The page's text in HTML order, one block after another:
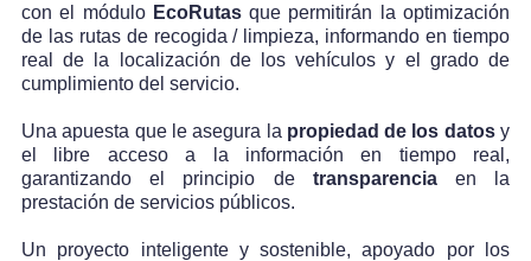
con el módulo EcoRutasque permitirán la optimización
de las rutas de recogida / limpieza, informando en tiempo
real de la localización de los vehículos y el grado de
cumplimiento del servicio.
Una apuesta que le asegura la propiedad de los datosy
el libre acceso a la información en tiempo real,
garantizando el principio de transparencia en la
prestación de servicios públicos.
Un proyecto inteligente y sostenible, apoyado por los